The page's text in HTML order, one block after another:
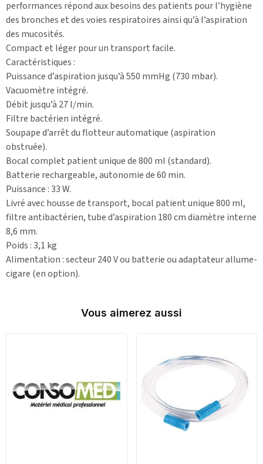
performances répond aux besoins des patients pour l’hygiène
des bronches et des voies respiratoires ainsi qu’à l’aspiration
des mucosités.
Compact et léger pour un transport facile.
Caractéristiques :
Puissance d’aspiration jusqu’à 550 mmHg (730 mbar).
Vacuomètre intégré.
Débit jusqu’à 27 l/min.
Filtre bactérien intégré.
Soupape d’arrêt du flotteur automatique (aspiration
obstruée).
Bocal complet patient unique de 800 ml (standard).
Batterie rechargeable, autonomie de 60 min.
Puissance : 33 W.
Livré avec housse de transport, bocal patient unique 800 ml,
filtre antibactérien, tube d’aspiration 180 cm diamètre interne
8,6 mm.
Poids : 3,1 kg
Alimentation : secteur 240 V ou batterie ou adaptateur allume-
cigare (en option).
Vous aimerez aussi